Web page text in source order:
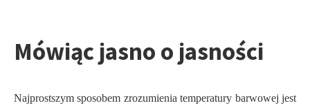
Mówiąc jasno o jasności
Najprostszym sposobem zrozumienia temperatury barwowej jest